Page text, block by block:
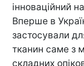
інноваційний
Вперше в
застосували
тканин саме з
складних